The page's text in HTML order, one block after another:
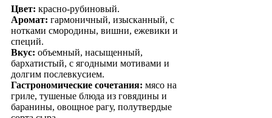
Цвет: красно-рубиновый.
Аромат: гармоничный, изысканный, с
нотками смородины, вишни, ежевики и
специй.
Вкус: объемный, насыщенный,
бархатистый, с ягодными мотивами и
долгим послевкусием.
Гастрономические сочетания: мясо на
гриле, тушеные блюда из говядины и
баранины, овощное рагу, полутвердые